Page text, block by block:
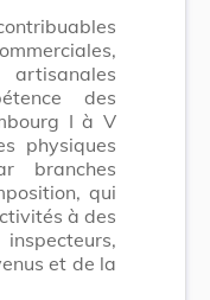
des
I à V
physiques
branches
qui
à des
et de la